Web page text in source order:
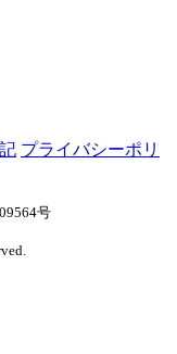
プライバシーポリ
号